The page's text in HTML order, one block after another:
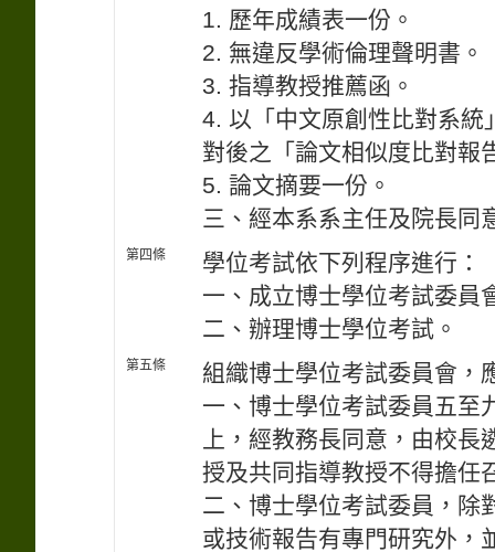
1. 歷年成績表一份。
2. 無違反學術倫理聲明書。
3. 指導教授推薦函。
4. 以「中文原創性比對系
對後之「論文相似度比對報
5. 論文摘要一份。
三、經本系系主任及院長同
第四條
學位考試依下列程序進行：
一、成立博士學位考試委員
二、辦理博士學位考試。
第五條
組織博士學位考試委員會，
一、博士學位考試委員五至
上，經教務長同意，由校
授及共同指導教授不得擔任
二、博士學位考試委員，除
或技術報告有專門研究外，